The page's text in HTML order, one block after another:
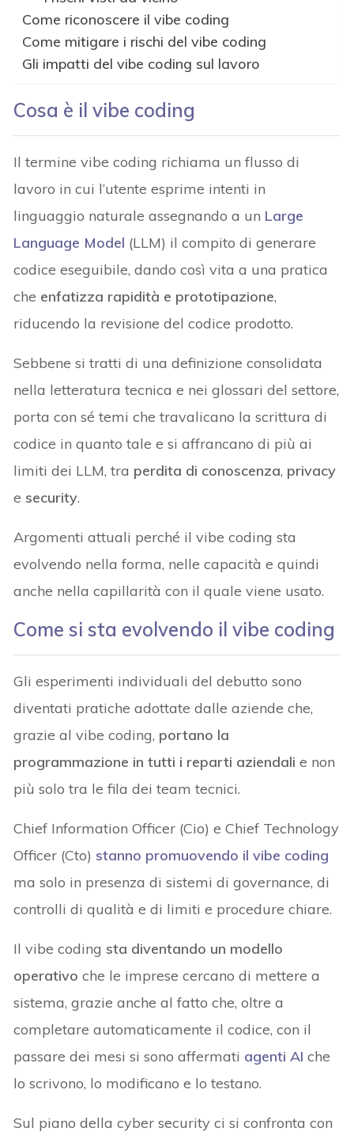
Come riconoscere il vibe coding
Come mitigare i rischi del vibe coding
Gli impatti del vibe coding sul lavoro
Cosa è il vibe coding
Il termine vibe coding richiama un flusso di
lavoro in cui l’utente esprime intenti in
linguaggio naturale assegnando a un Large
Language Model (LLM) il compito di generare
codice eseguibile, dando così vita a una pratica
che enfatizza rapidità e prototipazione,
riducendo la revisione del codice prodotto.
Sebbene si tratti di una definizione consolidata
nella letteratura tecnica e nei glossari del settore,
porta con sé temi che travalicano la scrittura di
codice in quanto tale e si affrancano di più ai
limiti dei LLM, tra perdita di conoscenza, privacy
e security.
Argomenti attuali perché il vibe coding sta
evolvendo nella forma, nelle capacità e quindi
anche nella capillarità con il quale viene usato.
Come si sta evolvendo il vibe coding
Gli esperimenti individuali del debutto sono
diventati pratiche adottate dalle aziende che,
grazie al vibe coding, portano la
programmazione in tutti i reparti aziendali e non
più solo tra le fila dei team tecnici.
Chief Information Officer (Cio) e Chief Technology
Officer (Cto) stanno promuovendo il vibe coding
ma solo in presenza di sistemi di governance, di
controlli di qualità e di limiti e procedure chiare.
Il vibe coding sta diventando un modello
operativo che le imprese cercano di mettere a
sistema, grazie anche al fatto che, oltre a
completare automaticamente il codice, con il
passare dei mesi si sono affermati agenti AI che
lo scrivono, lo modificano e lo testano.
Sul piano della cyber security ci si confronta con